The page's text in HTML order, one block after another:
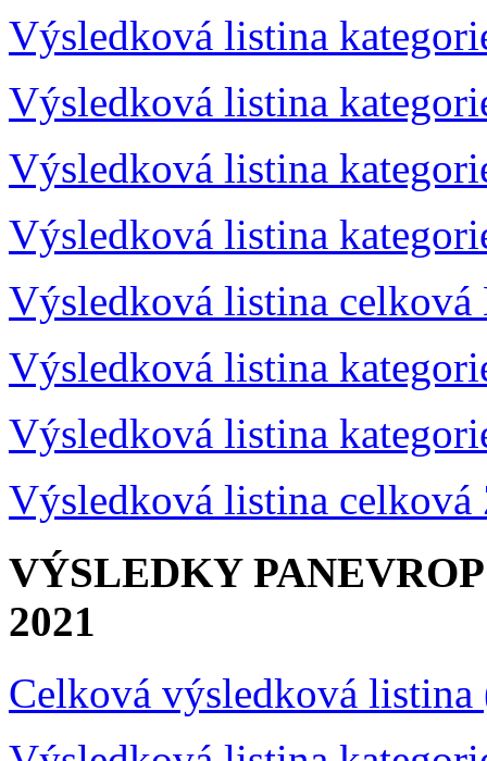
Výsledková listina
Výsledková listina
Výsledková listina
Výsledková listina
Výsledková listina
Výsledková listina
Výsledková listina
Výsledková listina
VÝSLEDKY
2021
Celková výsledková